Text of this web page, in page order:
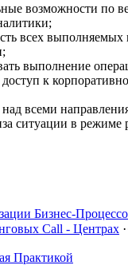
возможности по
всех
выполнение
доступ к
над всеми
ситуации в режиме
Бизнес-
Call - Центрах
Практикой